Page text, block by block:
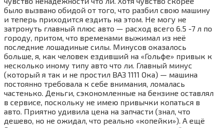
было вызвано обидой от того, что разбил свою машину
и теперь приходится ездить на этом. Не могу не
затронуть главный плюс авто — расход всего 6.5 -7 л по
городу, притом, что временами выжимал из неё
последние лошадиные силы. Минусов оказалось
больше, я, как человек ездивший на «Гольфе» привык к
несколько иному типу авто что ли. Главный минус
(который я так и не простил ВАЗ 1111 Ока) — машина
постоянно требовала к себе внимания, ломалась
частенько. Деньги, сэкономленные на бензине оставлял
в сервисе, поскольку не имею привычки копаться в
авто. Приятно удивила цена на запчасти (знал, что
дешево, но не ожидал, что реально «копейки»). А ещё